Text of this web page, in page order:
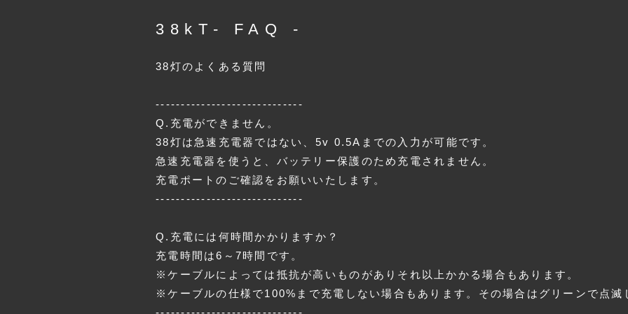
38kT- FAQ -
38灯のよくある質問
-----------------------------
Q.充電ができません。
38灯は急速充電器ではない、5v 0.5Aまでの入力が可能です。
急速充電器を使うと、バッテリー保護のため充電されません。
充電ポートのご確認をお願いいたします。
-----------------------------
Q.充電には何時間かかりますか？
充電時間は6～7時間です。
※ケーブルによっては抵抗が高いものがありそれ以上かかる場合もあります。
※ケーブルの仕様で100%まで充電しない場合もあります。その場合はグリーンで点滅